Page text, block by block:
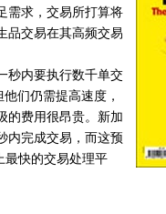
需求，交易所打算将
品交易在其高频交易
内要执行数千单交
们仍需提高速度，
的费用很昂贵。新加
内完成交易，而这预
最快的交易处理平